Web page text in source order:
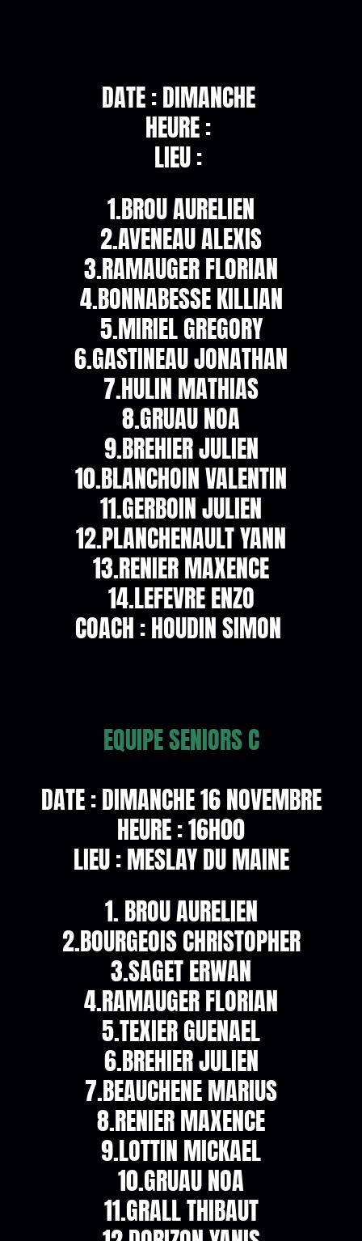
DATE : DIMANCHE
HEURE :
LIEU :
1.BROU AURELIEN
2.AVENEAU ALEXIS
3.RAMAUGER FLORIAN
4.BONNABESSE KILLIAN
5.MIRIEL GREGORY
6.GASTINEAU JONATHAN
7.HULIN MATHIAS
8.GRUAU NOA
9.BREHIER JULIEN
10.BLANCHOIN VALENTIN
11.GERBOIN JULIEN
12.PLANCHENAULT YANN
13.RENIER MAXENCE
14.LEFEVRE ENZO
COACH : HOUDIN SIMON
EQUIPE SENIORS C
DATE : DIMANCHE 16 NOVEMBRE
HEURE : 16H00
LIEU : MESLAY DU MAINE
1. BROU AURELIEN
2.BOURGEOIS CHRISTOPHER
3.SAGET ERWAN
4.RAMAUGER FLORIAN
5.TEXIER GUENAEL
6.BREHIER JULIEN
7.BEAUCHENE MARIUS
8.RENIER MAXENCE
9.LOTTIN MICKAEL
10.GRUAU NOA
11.GRALL THIBAUT